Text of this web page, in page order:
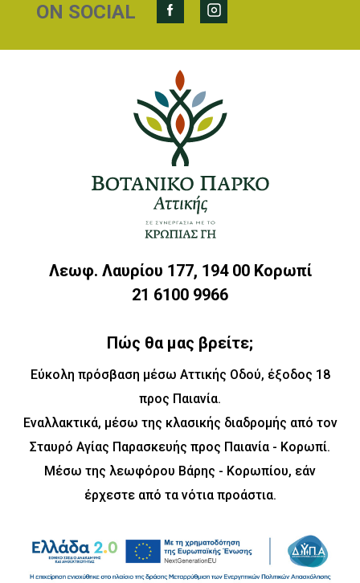
Λεωφ. Λαυρίου 177, 194 00 Κορωπί
21 6100 9966
Πώς θα μας βρείτε;
Εύκολη πρόσβαση μέσω Αττικής Οδού, έξοδος 18
προς Παιανία.
Εναλλακτικά, μέσω της κλασικής διαδρομής από τον
Σταυρό Αγίας Παρασκευής προς Παιανία - Κορωπί.
Μέσω της λεωφόρου Βάρης - Κορωπίου, εάν
έρχεστε από τα νότια προάστια.
ON SOCIAL